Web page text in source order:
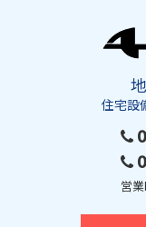
住宅設
営